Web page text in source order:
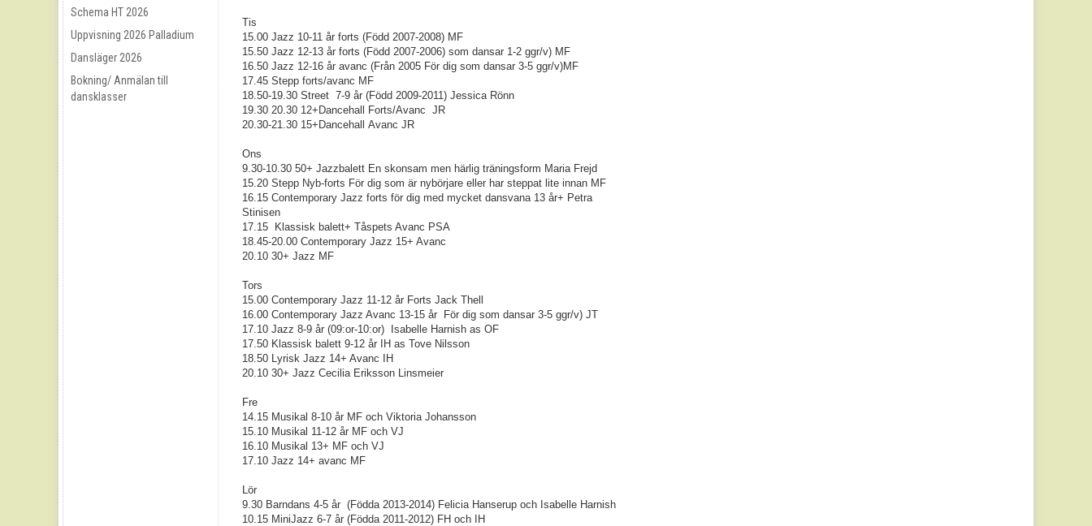
Schema HT 2026
Uppvisning 2026 Palladium
Dansläger 2026
Bokning/ Anmälan till
dansklasser
Tis
15.00 Jazz 10-11 år forts (Född 2007-2008) MF
15.50 Jazz 12-13 år forts (Född 2007-2006) som dansar 1-2 ggr/v) MF
16.50 Jazz 12-16 år avanc (Från 2005 För dig som dansar 3-5 ggr/v)MF
17.45 Stepp forts/avanc MF
18.50-19.30 Street 7-9 år (Född 2009-2011) Jessica Rönn
19.30 20.30 12+Dancehall Forts/Avanc JR
20.30-21.30 15+Dancehall Avanc JR
Ons
9.30-10.30 50+ Jazzbalett En skonsam men härlig träningsform Maria Frejd
15.20 Stepp Nyb-forts För dig som är nybörjare eller har steppat lite innan MF
16.15 Contemporary Jazz forts för dig med mycket dansvana 13 år+ Petra
Stinisen
17.15 Klassisk balett+ Tåspets Avanc PSA
18.45-20.00 Contemporary Jazz 15+ Avanc
20.10 30+ Jazz MF
Tors
15.00 Contemporary Jazz 11-12 år Forts Jack Thell
16.00 Contemporary Jazz Avanc 13-15 år För dig som dansar 3-5 ggr/v) JT
17.10 Jazz 8-9 år (09:or-10:or) Isabelle Harnish as OF
17.50 Klassisk balett 9-12 år IH as Tove Nilsson
18.50 Lyrisk Jazz 14+ Avanc IH
20.10 30+ Jazz Cecilia Eriksson Linsmeier
Fre
14.15 Musikal 8-10 år MF och Viktoria Johansson
15.10 Musikal 11-12 år MF och VJ
16.10 Musikal 13+ MF och VJ
17.10 Jazz 14+ avanc MF
Lör
9.30 Barndans 4-5 år (Födda 2013-2014) Felicia Hanserup och Isabelle Harnish
10.15 MiniJazz 6-7 år (Födda 2011-2012) FH och IH